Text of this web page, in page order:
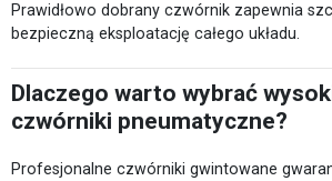
Prawidłowo dobrany czwórnik zapewnia
bezpieczną eksploatację całego układu.
Dlaczego warto wybrać
czwórniki pneumatyczne?
Profesjonalne czwórniki gwintowane